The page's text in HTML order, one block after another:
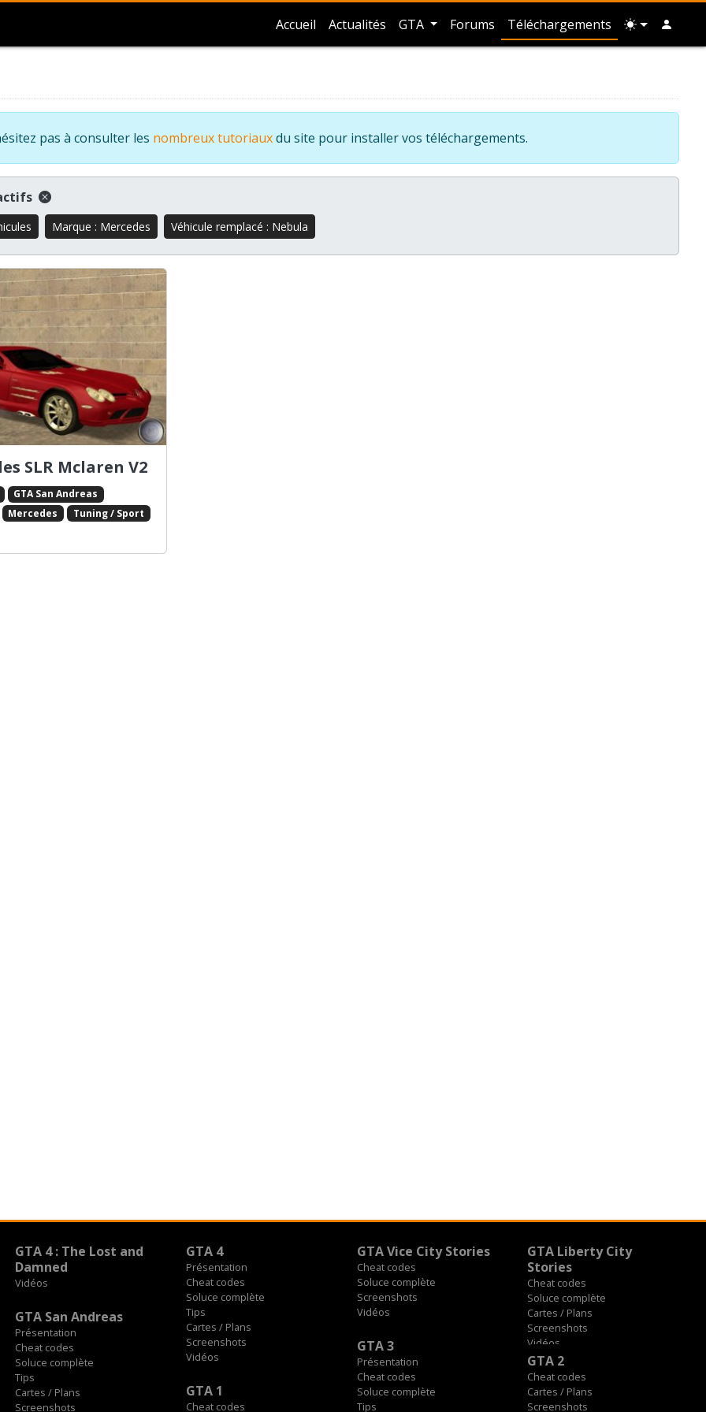
Accueil Actualités GTA Forums Téléchargements
pas à consulter les nombreux tutoriauxdu site pour installer vos téléchargements.
Marque : Mercedes Véhicule remplacé : Nebula
SLR Mclaren V2
GTA San Andreas
Mercedes
Tuning / Sport
GTA 4 : The Lost and
Damned
Vidéos
GTA 4
Présentation
Cheat codes
Soluce complète
Tips
Cartes / Plans
Screenshots
Vidéos
GTA Vice City Stories
Cheat codes
Soluce complète
Screenshots
Vidéos
GTA Liberty City
Stories
Cheat codes
Soluce complète
Cartes / Plans
Screenshots
Vidéos
GTA San Andreas
Présentation
Cheat codes
Soluce complète
Tips
Cartes / Plans
Screenshots
GTA 3
Présentation
Cheat codes
Soluce complète
Tips
GTA 2
Cheat codes
Cartes / Plans
Screenshots
GTA 1
Cheat codes